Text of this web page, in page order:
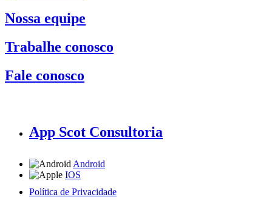
Nossa equipe
Trabalhe conosco
Fale conosco
App Scot Consultoria
Android
IOS
Política de Privacidade